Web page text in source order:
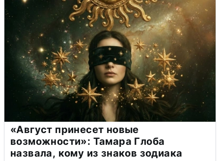
«Август принесет новые
возможности»: Тамара Глоба
назвала, кому из знаков зодиака